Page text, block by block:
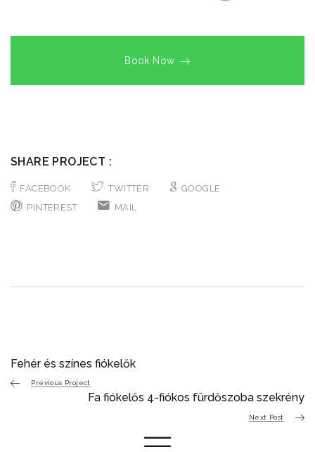
Book Now
SHARE PROJECT :
FACEBOOK TWITTER
GOOGLE
PINTEREST
MAIL
Fehér és színes fiókelők
Previous Project
Fa fiókelős 4-fiókos fürdőszoba szekrény
Next Post